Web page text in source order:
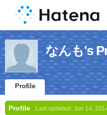
なんも's
Profile
Profile Last updated: Jun 14,